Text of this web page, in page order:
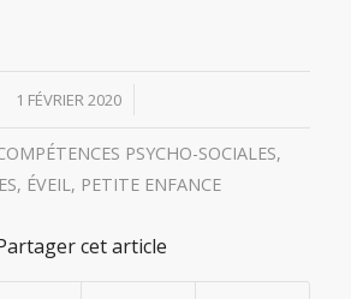
1 FÉVRIER 2020
/
PSYCHO-SOCIALES,
, ÉVEIL, PETITE ENFANCE
cet article